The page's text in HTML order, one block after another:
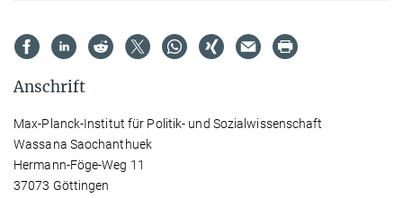
Anschrift
Max-Planck-Institut für Politik- und Sozialwissenschaft
Wassana Saochanthuek
Hermann-Föge-Weg 11
37073 Göttingen